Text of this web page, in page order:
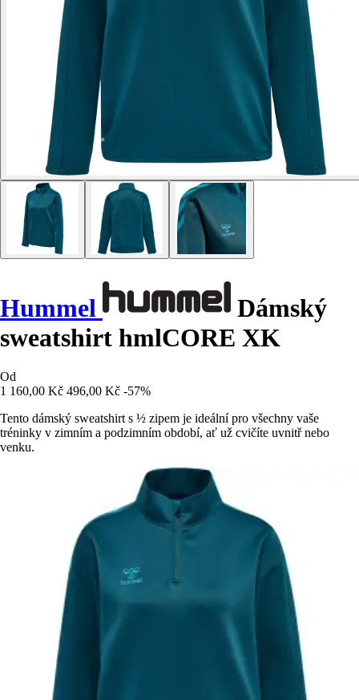
Hummel
Dámský
sweatshirt hmlCORE XK
Od
1 160,00 Kč 496,00 Kč -57%
Tento dámský sweatshirt s ½ zipem je ideální pro všechny vaše
tréninky v zimním a podzimním období, ať už cvičíte uvnitř nebo
venku.